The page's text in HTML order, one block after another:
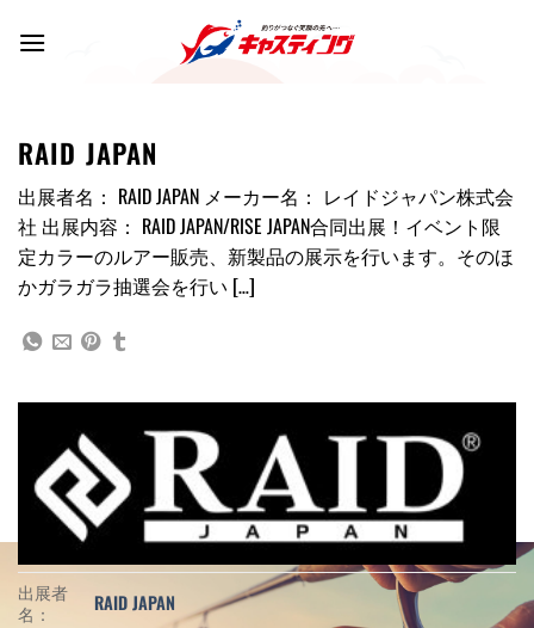
RAID JAPAN
出展者名： RAID JAPAN メーカー名： レイドジャパン株式会
社 出展内容： RAID JAPAN/RISE JAPAN合同出展！イベント限
定カラーのルアー販売、新製品の展示を行います。そのほ
かガラガラ抽選会を行い […]
出展者
名：
RAID JAPAN